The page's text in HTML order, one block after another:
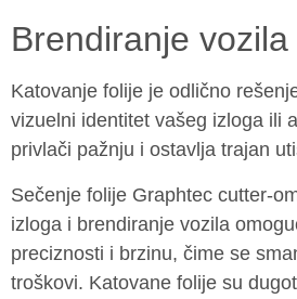
Brendiranje
Katovanje folije je odlično
vizuelni identitet vašeg izloga ili
privlači pažnju i ostavlja trajan
Sečenje folije Graphtec cutter-
izloga i brendiranje vozila
preciznosti i brzinu, čime se
troškovi. Katovane folije su